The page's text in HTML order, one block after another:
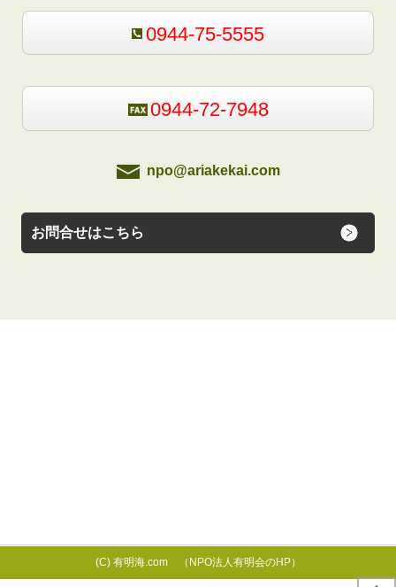
0944-75-5555
0944-72-7948
npo@ariakekai.com
お問合せはこちら
(C) 有明海.com （NPO法人有明会のHP）